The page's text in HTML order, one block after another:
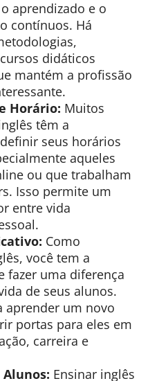
aprendizado e o
contínuos. Há
didáticos
mantém a profissão
Horário: Muitos
têm a
seus horários
aqueles
ou que trabalham
Isso permite um
entre vida
Como
você tem a
fazer uma diferença
de seus alunos.
aprender um novo
portas para eles em
carreira e
Ensinar inglês